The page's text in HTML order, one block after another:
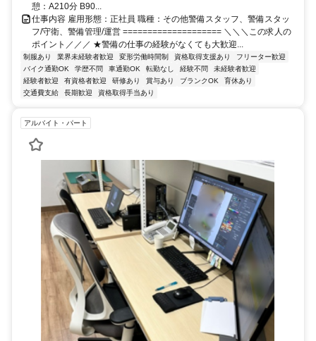
憩：A210分 B90...
仕事内容 雇用形態：正社員 職種：その他警備スタッフ、警備スタッ
フ/守衛、警備管理/運営 ==================== ＼＼＼この求人の
ポイント／／／ ★警備の仕事の経験がなくても大歓迎...
制服あり 業界未経験者歓迎 変形労働時間制 資格取得支援あり
フリーター歓迎
バイク通勤OK
学歴不問 車通勤OK 転勤なし 経験不問
未経験者歓迎
経験者歓迎
有資格者歓迎 研修あり 賞与あり ブランクOK
育休あり
交通費支給
長期歓迎 資格取得手当あり
アルバイト・パート